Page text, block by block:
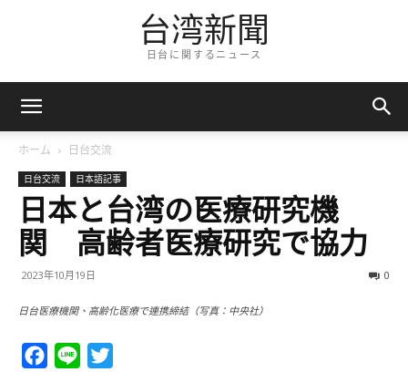
台湾新聞
日台に関するニュース
ホーム 日台交流
日台交流 日本語記事
日本と台湾の医療研究機
関 高齢者医療研究で協力
2023年10月19日 0
日台医療機関、高齢化医療で連携締結（写真：中央社）
Facebook
Line